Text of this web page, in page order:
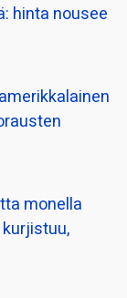
hinta nousee
monella